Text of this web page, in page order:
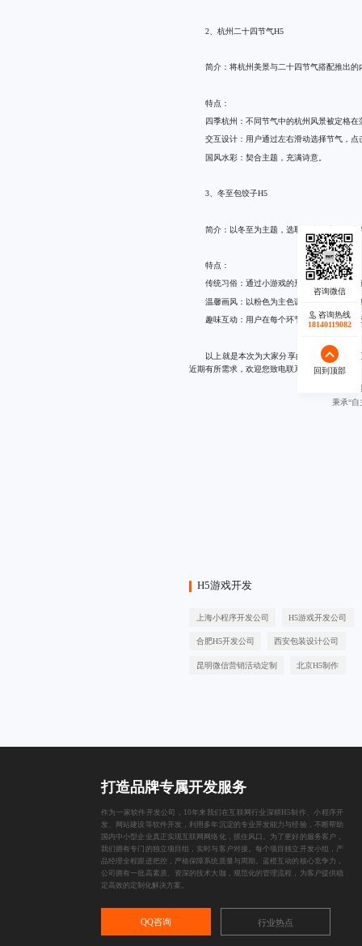
2、杭州二十四节气H5
简介：将杭州美景与二十四节气搭配推出的
特点：
四季杭州：不同节气中的杭州风景被定格
交互设计：用户通过左右滑动选择节气，
国风水彩：契合主题，充满诗意。
3、冬至包饺子H5
简介：以冬至为主题，选取包饺子这一传统
特点：
传统习俗：通过小游戏的形式，带领用户
温馨画风：以粉色为主色调，为冬天的寒冷
趣味互动：用户在每个环节不断挑战自己的
以上就是本次为大家分享的全部内容，蓝
近期有所需求，欢迎您致电联系蓝橙互动。
秉承“
H5游戏开发
上海小程序开发公司 H5游戏开发公司
合肥H5开发公司 西安包装设计公司
昆明微信营销活动定制 北京H5制作
咨询热线
18140119082
回到顶部
打造品牌专属开发服务
作为一家软件开发公司 ，10年来我们在互联网行业深耕 H5制作 、小程序开
发
网站建设 等软件开发，利用多年沉淀的专业开发能力与经验，不断帮助
国内中小型企业真正实现互联网网络化，抓住风口。为了更好的服务客户，
我们拥有专门的独立项目组，实时与客户对接。每个项目独立开发小组，产
品经理全程跟进把控，严格保障系统质量与周期。蓝橙互动的核心竞争力，
公司拥有一批高素质、资深的技术大咖，规范化的管理流程，为客户提供稳
定高效的定制化解决方案。
QQ咨询 行业热点